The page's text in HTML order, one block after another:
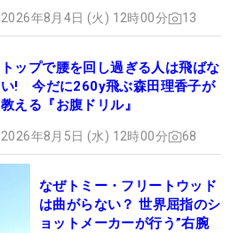
2026年8月4日 (火) 12時00分 13
トップで腰を回し過ぎる人は飛ばな
い! 今だに260y飛ぶ森田理香子が
教える『お腹ドリル』
2026年8月5日 (水) 12時00分 68
なぜトミー・フリートウッド
は曲がらない？ 世界屈指のシ
ョットメーカーが行う”右腕